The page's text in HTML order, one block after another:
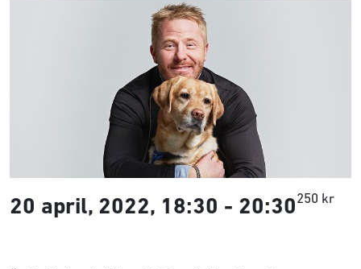
20 april, 2022, 18:30 - 20:30250 kr